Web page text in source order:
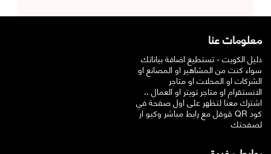
معلومات عنا
دليل الكويت - تستطيع اضافة بياناتك
سواء كنت من المشاهير او المصانع او
الشركات او المحلات او متاجر
الانستقرام او متاجر تويتر او العمال ..
اشترك معنا لتظهر على اول صفحة في
قوقل مع رابط مباشر وكيو ار QR كود
لصفحتك